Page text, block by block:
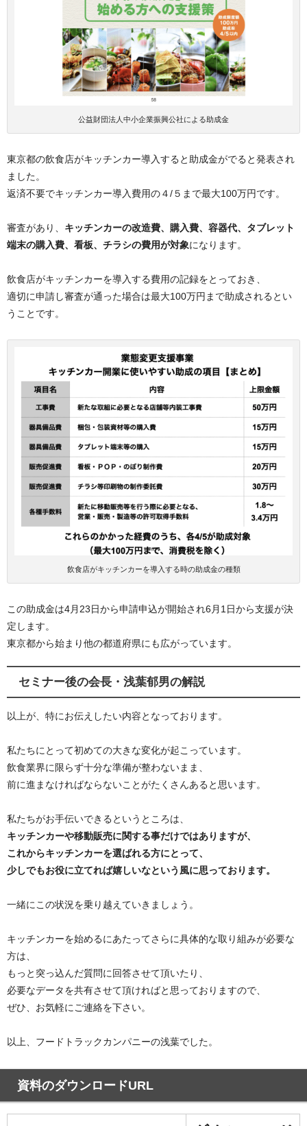
公益財団法人中小企業振興公社による助成金
東京都の飲食店がキッチンカー導入すると助成金がでると発表され
ました。
返済不要でキッチンカー導入費用の４/５まで最大100万円です。
審査があり、 キッチンカーの改造費、購入費、容器代、タブレット
端末の購入費、看板、チラシの費用が対象になります。
飲食店がキッチンカーを導入する費用の記録をとっておき、
適切に申請し審査が通った場合は最大100万円まで助成されるとい
うことです。
飲食店がキッチンカーを導入する時の助成金の種類
この助成金は4月23日から申請申込が開始され6月1日から支援が決
定します。
東京都から始まり他の都道府県にも広がっています。
セミナー後の会長・浅葉郁男の解説
以上が、特にお伝えしたい内容となっております。
私たちにとって初めての大きな変化が起こっています。
飲食業界に限らず十分な準備が整わないまま、
前に進まなければならないことがたくさんあると思います。
私たちがお手伝いできるというところは、
キッチンカーや移動販売に関する事だけではありますが、
これからキッチンカーを選ばれる方にとって、
少しでもお役に立てれば嬉しいなという風に思っております。
一緒にこの状況を乗り越えていきましょう。
キッチンカーを始めるにあたってさらに具体的な取り組みが必要な
方は、
もっと突っ込んだ質問に回答させて頂いたり、
必要なデータを共有させて頂ければと思っておりますので、
ぜひ、お気軽にご連絡を下さい。
以上、フードトラックカンパニーの浅葉でした。
資料のダウンロードURL